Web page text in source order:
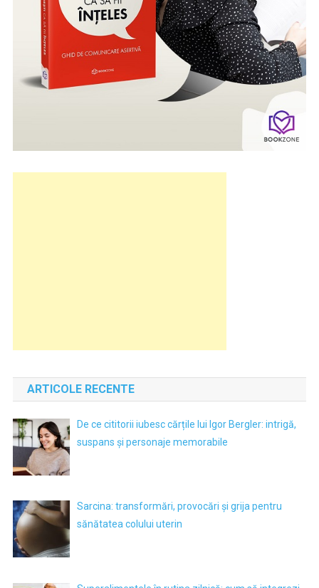
ARTICOLE RECENTE
De ce cititorii iubesc cărțile lui Igor Bergler: intrigă,
suspans și personaje memorabile
Sarcina: transformări, provocări și grija pentru
sănătatea colului uterin